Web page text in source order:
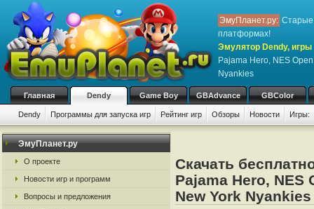
ЭмуПланет.ру: Старые
платформах!
Эмулятор Dendy,
Pajama Hero, NES
Nyankies
Главная Dendy Game Boy GBAdvance GBColor
Dendy Программы для запуска игр Рейтинг игр Обзоры Новости Игры:
ЭмуПланет.ру
О проекте
Новости игр и программ
Вопросы и предложения
Скачать
Pajama Hero, NES
New York Nyankies